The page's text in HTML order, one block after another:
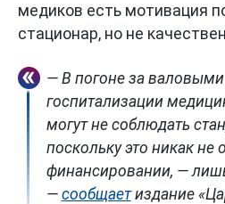
медиков есть мотивация
стационар, но не
— В погоне за
госпитализации
могут не соблюдать
поскольку это никак не
финансировании, —
— сообщаетиздание